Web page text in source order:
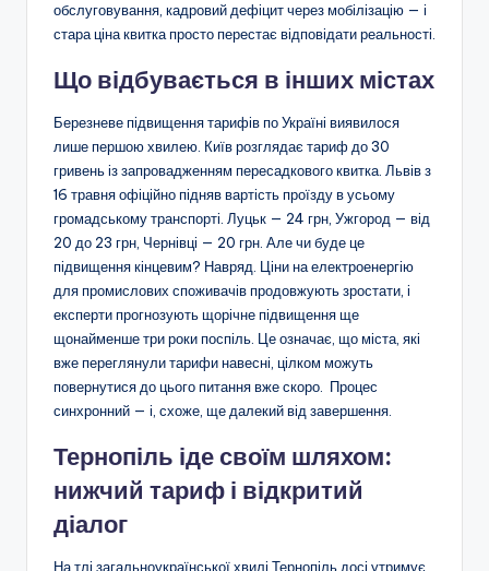
обслуговування, кадровий дефіцит через мобілізацію — і
стара ціна квитка просто перестає відповідати реальності.
Що відбувається в інших містах
Березневе підвищення тарифів по Україні виявилося
лише першою хвилею. Київ розглядає тариф до 30
гривень із запровадженням пересадкового квитка. Львів з
16 травня офіційно підняв вартість проїзду в усьому
громадському транспорті. Луцьк — 24 грн, Ужгород — від
20 до 23 грн, Чернівці — 20 грн. Але чи буде це
підвищення кінцевим? Навряд. Ціни на електроенергію
для промислових споживачів продовжують зростати, і
експерти прогнозують щорічне підвищення ще
щонайменше три роки поспіль. Це означає, що міста, які
вже переглянули тарифи навесні, цілком можуть
повернутися до цього питання вже скоро. Процес
синхронний — і, схоже, ще далекий від завершення.
Тернопіль іде своїм шляхом:
нижчий тариф і відкритий
діалог
На тлі загальноукраїнської хвилі Тернопіль досі утримує